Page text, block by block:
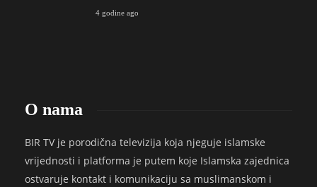
4 godine ago
O nama
BIR TV je porodična televizija koja njeguje islamske
vrijednosti i platforma je putem koje Islamska zajednica
ostvaruje kontakt i komunikaciju sa muslimanskom i